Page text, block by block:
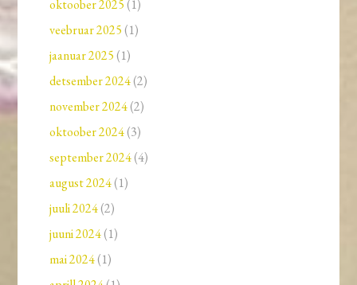
oktoober 2025 (1)
veebruar 2025 (1)
jaanuar 2025 (1)
detsember 2024(2)
november 2024(2)
oktoober 2024(3)
september 2024(4)
august 2024(1)
juuli 2024(2)
juuni 2024(1)
mai 2024(1)